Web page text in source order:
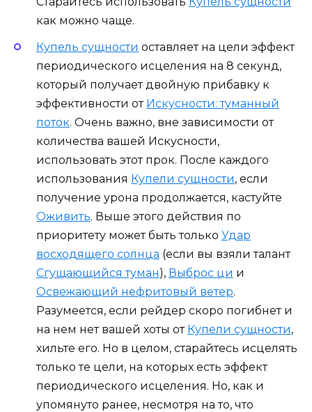
как можно чаще.
Купель сущности оставляет на цели эффект
периодического исцеления на 8 секунд,
который получает двойную прибавку к
эффективности от Искусности: туманный
поток. Очень важно, вне зависимости от
количества вашей Искусности,
использовать этот прок. После каждого
использования Купели сущности, если
получение урона продолжается, кастуйте
Оживить. Выше этого действия по
приоритету может быть только Удар
восходящего солнца (если вы взяли талант
Сгущающийся туман), Выброс ци и
Освежающий нефритовый ветер.
Разумеется, если рейдер скоро погибнет и
на нем нет вашей хоты от Купели сущности,
хильте его. Но в целом, старайтесь исцелять
только те цели, на которых есть эффект
периодического исцеления. Но, как и
упомянуто ранее, несмотря на то, что